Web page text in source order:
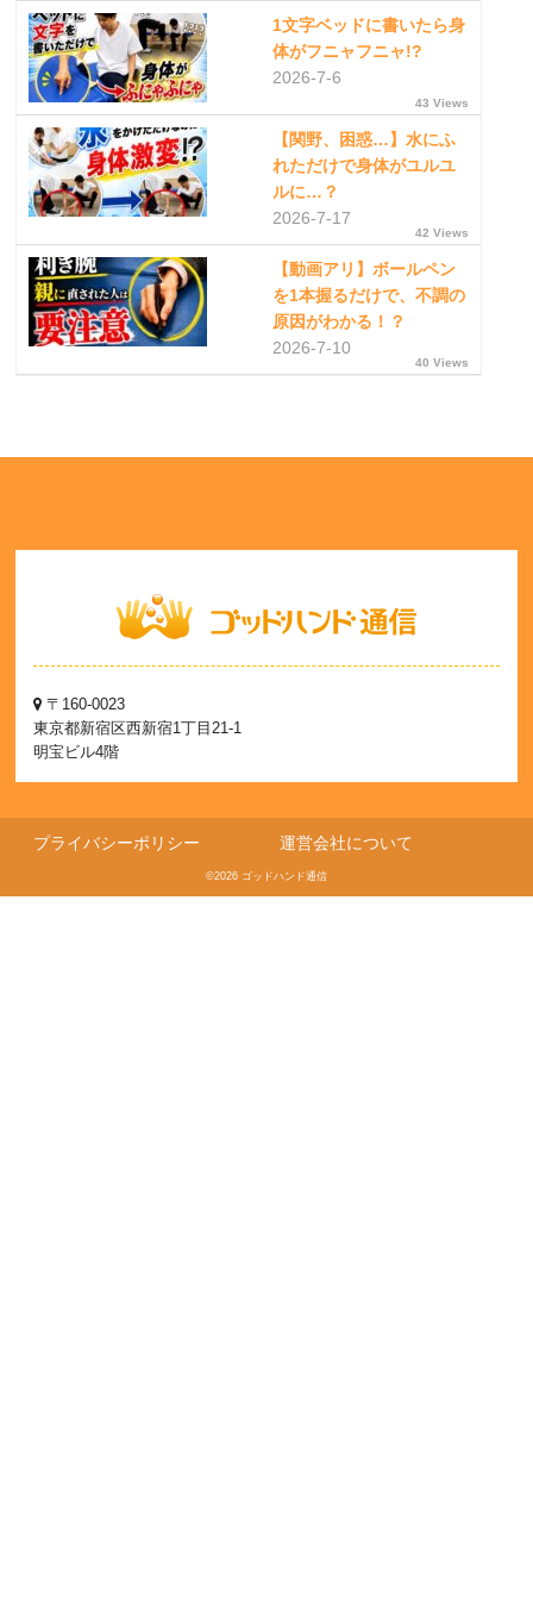
1文字ベッドに書いたら身
体がフニャフニャ!?
2026-7-6
43 Views
【関野、困惑…】水にふ
れただけで身体がユルユ
ルに…？
2026-7-17
42 Views
【動画アリ】ボールペン
を1本握るだけで、不調の
原因がわかる！？
2026-7-10
40 Views
〒160-0023
東京都新宿区西新宿1丁目21-1
明宝ビル4階
プライバシーポリシー 運営会社について
©2026 ゴッドハンド通信